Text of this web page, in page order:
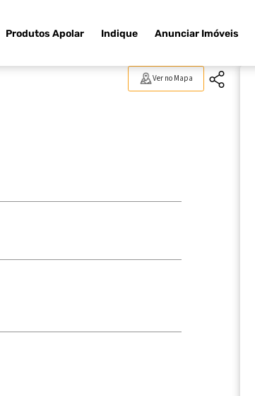
Produtos Apolar Indique Anunciar Imóveis
Ver no Mapa